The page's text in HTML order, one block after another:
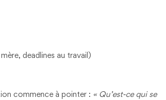
deadlines au travail)
commence à pointer : « Qu’est-ce qui se